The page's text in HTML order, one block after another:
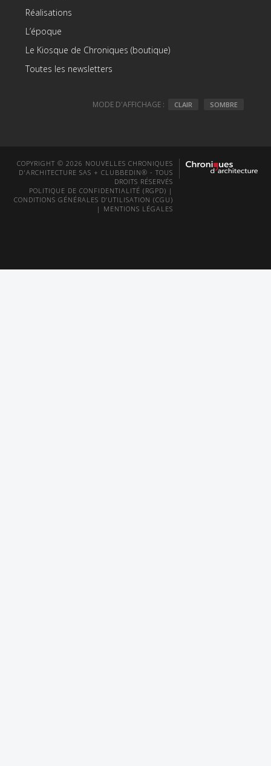
Réalisations
L’époque
Le Kiosque de Chroniques (boutique)
Toutes les newsletters
MODE D'AFFICHAGE : CLAIR SOMBRE
COPYRIGHT © 2026 NOUVELLES CHRONIQUES
D'ARCHITECTURE SAS + CLUBBEDIN® - TOUS
DROITS RÉSERVÉS
POLITIQUE DE CONFIDENTIALITÉ (RGPD) |
CONDITIONS GÉNÉRALES D’UTILISATION (CGU)
| MENTIONS LÉGALES